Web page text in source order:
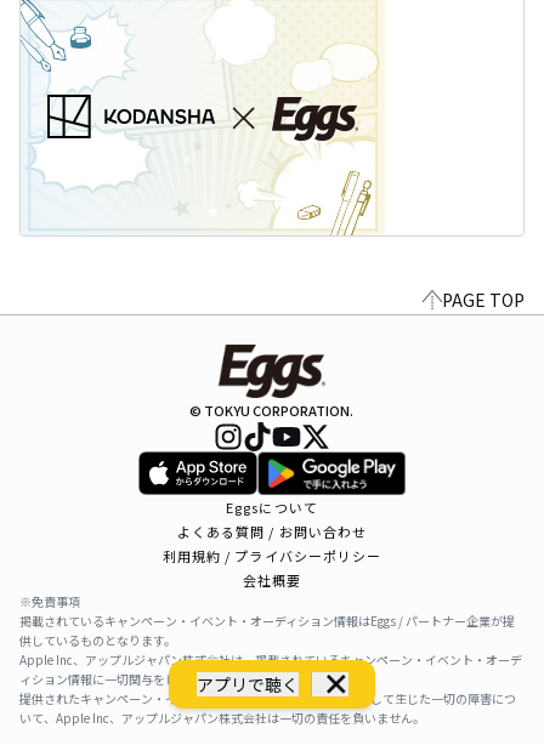
アプリで聴く
PAGE TOP
© TOKYU CORPORATION.
Eggsについて
よくある質問 / お問い合わせ
利用規約 / プライバシーポリシー
会社概要
※免責事項
掲載されているキャンペーン・イベント・オーディション情報はEggs / パートナー企業が提
供しているものとなります。
Apple Inc、アップルジャパン株式会社は、掲載されているキャンペーン・イベント・オーデ
ィション情報に一切関与をしておりません。
提供されたキャンペーン・イベント・オーディション情報を利用して生じた一切の障害につ
いて、Apple Inc、アップルジャパン株式会社は一切の責任を負いません。